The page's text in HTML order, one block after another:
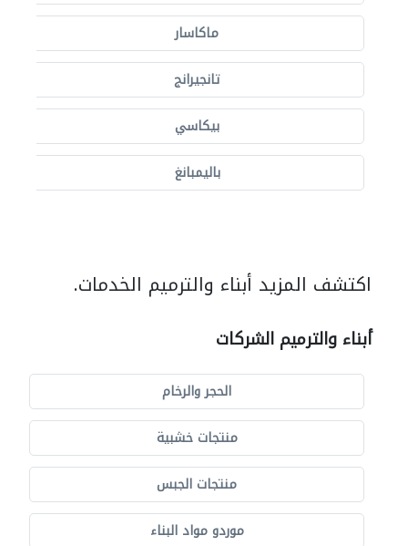
ماكاسار
تانجيرانج
بيكاسي
باليمبانغ
اكتشف المزيد أبناء والترميم الخدمات.
أبناء والترميم الشركات
الحجر والرخام
منتجات خشبية
منتجات الجبس
موردو مواد البناء